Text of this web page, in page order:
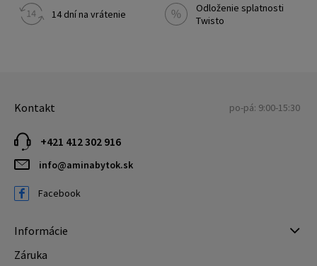
14 dní na vrátenie
Odloženie splatnosti
Twisto
Kontakt po-pá: 9:00-15:30
+421 412 302 916
info@aminabytok.sk
Facebook
Informácie
Záruka